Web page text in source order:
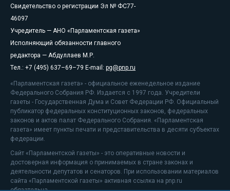
Свидетельство о регистрации Эл № ФС77-
46097
Учредитель — АНО «Парламентская газета»
Исполняющий обязанности главного
редактора — Абдуллаев М.Р.
Тел.: +7 (495) 637–69–79 E-mail: pg@pnp.ru
«Парламентская газета» - официальное еженедельное издание
Федерального Собрания РФ. Издается с 1997 года. Учредители
газеты - Государственная Дума и Совет Федерации РФ. Официальный
публикатор федеральных конституционных законов, федеральных
законов и актов палат Федерального Собрания. «Парламентская
газета» имеет пункты печати и представительства в десяти субъектах
федерации.
Сайт «Парламентской газеты» - это оперативные новости и
достоверная информация о принимаемых в стране законах и
деятельности депутатов и сенаторов. При использовании материалов
сайта «Парламентской газеты» активная ссылка на pnp.ru